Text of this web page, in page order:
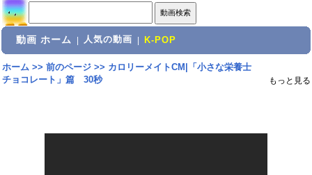
動画 ホーム 人気の動画 K-POP
ホーム>> 前のページ>> カロリーメイトCM|「小さな栄養士
チョコレート」篇 30秒
もっと見る